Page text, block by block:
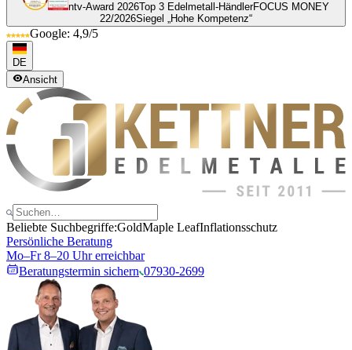
ntv-Award 2026Top 3 Edelmetall-HändlerFOCUS MONEY
22/2026Siegel „Hohe Kompetenz“
Google: 4,9/5
DE
Ansicht
Beliebte Suchbegriffe:GoldMaple LeafInflationsschutz
Persönliche Beratung
Mo–Fr 8–20 Uhr erreichbar
Beratungstermin sichern 07930-2699